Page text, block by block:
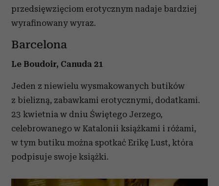
przedsięwzięciom erotycznym nadaje bardziej
wyrafinowany wyraz.
Barcelona
Le Boudoir, Canuda 21
Jeden z niewielu wysmakowanych butików
z bielizną, zabawkami erotycznymi, dodatkami.
23 kwietnia w dniu Świętego Jerzego,
celebrowanego w Katalonii książkami i różami,
w tym butiku można spotkać Erikę Lust, która
podpisuje swoje książki.